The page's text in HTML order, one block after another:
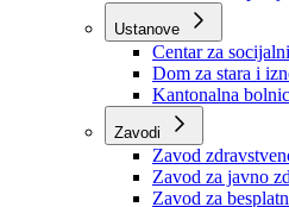
Služba za odnose
Služba za
Služba za
Ustanove
Centar za socijalni
Dom za stara i
Kantonalna
Zavodi